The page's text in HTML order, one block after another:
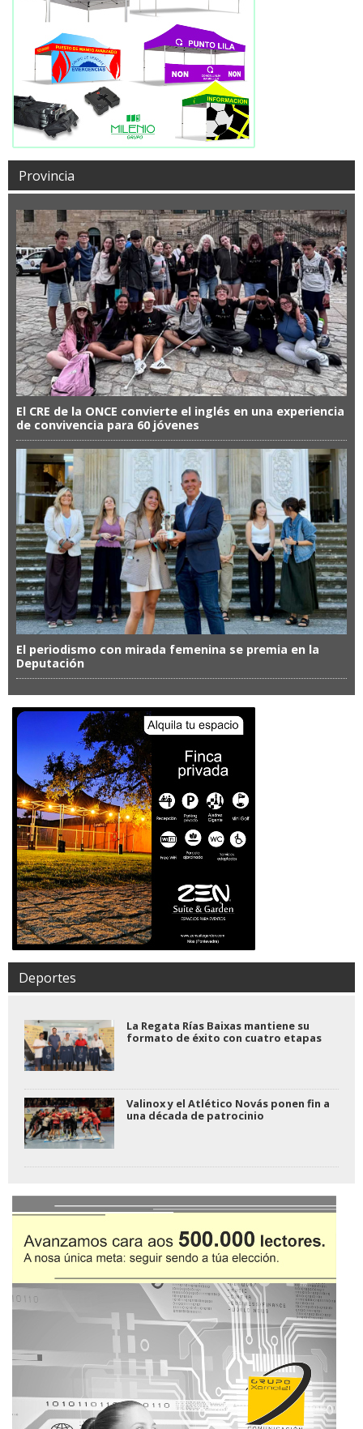
Provincia
El CRE de la ONCE convierte el inglés en una experiencia
de convivencia para 60 jóvenes
El periodismo con mirada femenina se premia en la
Deputación
Deportes
La Regata Rías Baixas mantiene su
formato de éxito con cuatro etapas
Valinox y el Atlético Novás ponen fin a
una década de patrocinio